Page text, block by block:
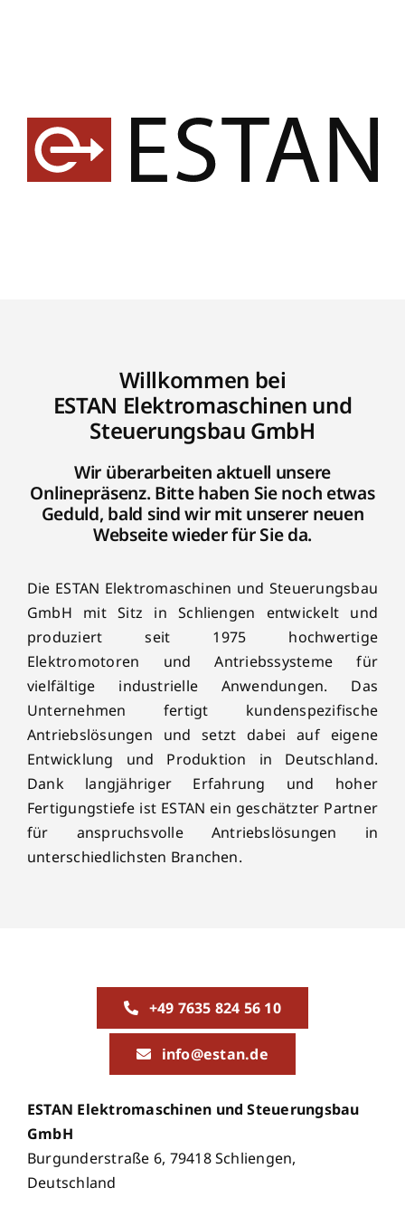
Willkommen bei
ESTAN Elektromaschinen und
Steuerungsbau GmbH
Wir überarbeiten aktuell unsere
Onlinepräsenz. Bitte haben Sie noch etwas
Geduld, bald sind wir mit unserer neuen
Webseite wieder für Sie da.
Die ESTAN Elektromaschinen und Steuerungsbau
GmbH mit Sitz in Schliengen entwickelt und
produziert seit 1975 hochwertige
Elektromotoren und Antriebssysteme für
vielfältige industrielle Anwendungen. Das
Unternehmen fertigt kundenspezifische
Antriebslösungen und setzt dabei auf eigene
Entwicklung und Produktion in Deutschland.
Dank langjähriger Erfahrung und hoher
Fertigungstiefe ist ESTAN ein geschätzter Partner
für anspruchsvolle Antriebslösungen in
unterschiedlichsten Branchen.
+49 7635 824 56 10
info@estan.de
ESTAN Elektromaschinen und Steuerungsbau
GmbH
Burgunderstraße 6, 79418 Schliengen,
Deutschland